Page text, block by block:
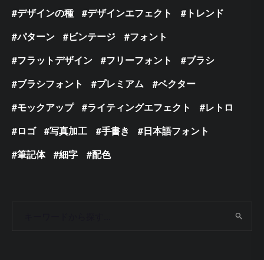
デザインの種
デザインエフェクト
トレンド
パターン
ビンテージ
フォント
フラットデザイン
フリーフォント
ブラシ
ブラシフォント
プレミアム
ベクター
モックアップ
ライティングエフェクト
レトロ
ロゴ
写真加工 手書き
日本語フォント
筆記体
細字 配色